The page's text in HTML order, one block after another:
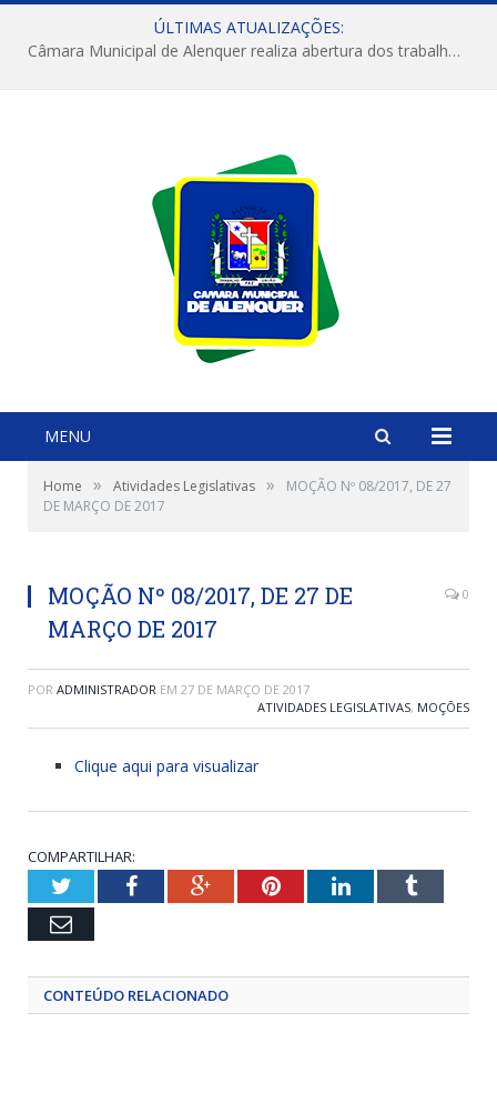
ÚLTIMAS ATUALIZAÇÕES:
Câmara Municipal de Alenquer realiza abertura dos trabalhos do 4º Período Legislativo
MENU
Home » Atividades Legislativas »
MOÇÃO Nº 08/2017, DE 27
DE MARÇO DE 2017
MOÇÃO Nº 08/2017, DE 27 DE
MARÇO DE 2017
0
POR ADMINISTRADOR EM 27 DE MARÇO DE 2017
ATIVIDADES LEGISLATIVAS, MOÇÕES
Clique aqui para visualizar
COMPARTILHAR:
TwitterFacebookGoogle+PinterestLinkedInTumblr
Email
CONTEÚDO RELACIONADO